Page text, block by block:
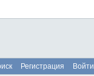
Регистрация Войти